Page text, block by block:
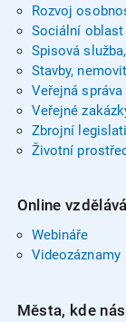
Rozvoj
Sociální oblast
Spisová
Stavby,
Veřejná správa
Veřejné
Zbrojní
Životní
Online
Webináře
Videozáznamy
Města, kde